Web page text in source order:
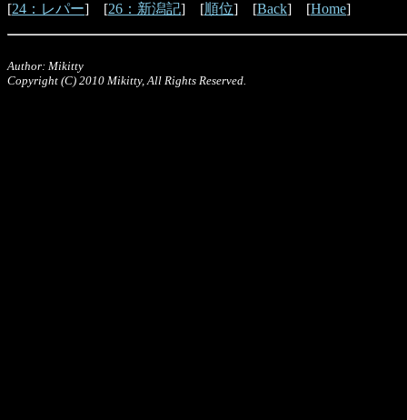
[24：レパー] [26：新潟記] [順位] [Back] [Home]
Author: Mikitty
Copyright (C) 2010 Mikitty, All Rights Reserved.